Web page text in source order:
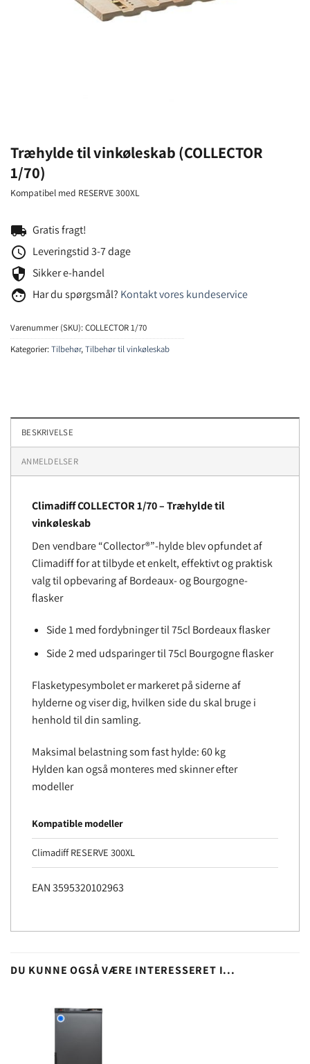
Træhylde til vinkøleskab (COLLECTOR
1/70)
Kompatibel med RESERVE 300XL
local_shipping Gratis fragt!
schedule Leveringstid 3-7 dage
security Sikker e-handel
face Har du spørgsmål? Kontakt vores kundeservice
Varenummer (SKU):COLLECTOR 1/70
Kategorier:Tilbehør,Tilbehør til vinkøleskab
BESKRIVELSE
ANMELDELSER
Climadiff COLLECTOR 1/70–Træhylde til
vinkøleskab
Den vendbare “Collector®”-hylde blev opfundet af
Climadiff for at tilbyde et enkelt, effektivt og praktisk
valg til opbevaring af Bordeaux- og Bourgogne-
flasker
Side 1 med fordybninger til 75cl Bordeaux flasker
Side 2 med udsparinger til 75cl Bourgogne flasker
Flasketypesymbolet er markeret på siderne af
hylderne og viser dig, hvilken side du skal bruge i
henhold til din samling.
Maksimal belastning som fast hylde: 60 kg
Hylden kan også monteres med skinner efter
modeller
Kompatible modeller
Climadiff RESERVE 300XL
EAN 3595320102963
DU KUNNE OGSÅ VÆRE INTERESSERET I...